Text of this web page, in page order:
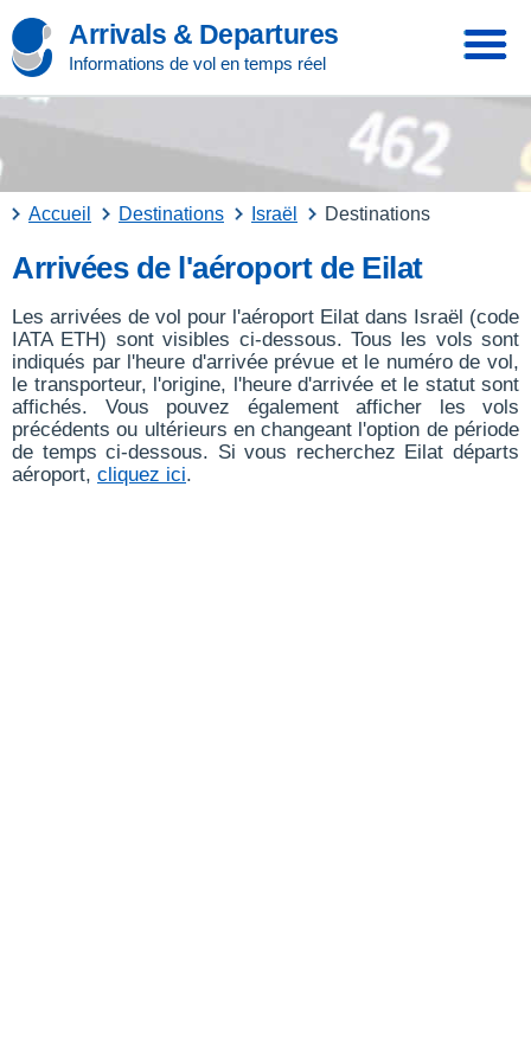
Arrivals & Departures
Informations de vol en temps réel
Accueil Destinations Israël Destinations
Arrivées de l'aéroport de Eilat
Les arrivées de vol pour l'aéroport Eilat dans Israël (code
IATA ETH) sont visibles ci-dessous. Tous les vols sont
indiqués par l'heure d'arrivée prévue et le numéro de vol,
le transporteur, l'origine, l'heure d'arrivée et le statut sont
affichés. Vous pouvez également afficher les vols
précédents ou ultérieurs en changeant l'option de période
de temps ci-dessous. Si vous recherchez Eilat départs
aéroport, cliquez ici.